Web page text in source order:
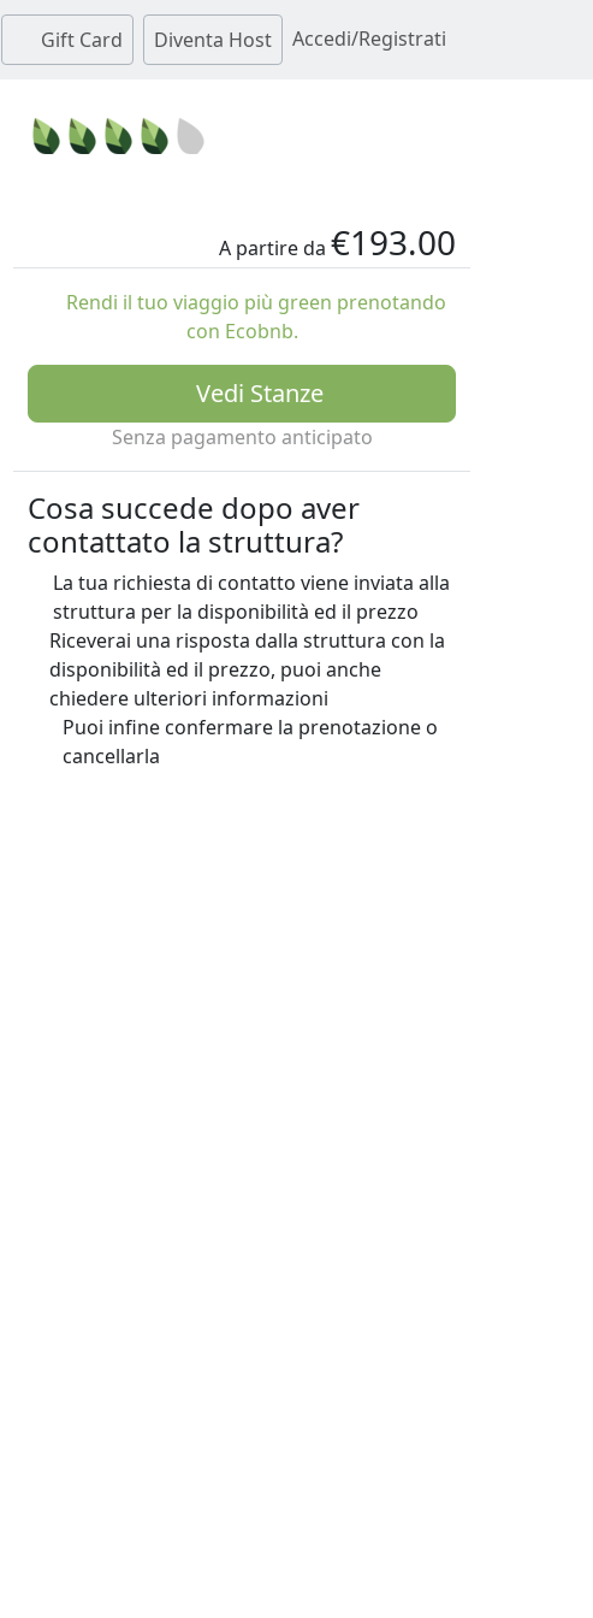
Gift Card Diventa Host Accedi/Registrati
A partire da €193.00
Rendi il tuo viaggio più green prenotando
con Ecobnb.
Vedi Stanze
Senza pagamento anticipato
Cosa succede dopo aver
contattato la struttura?
La tua richiesta di contatto viene inviata alla
struttura per la disponibilità ed il prezzo
Riceverai una risposta dalla struttura con la
disponibilità ed il prezzo, puoi anche
chiedere ulteriori informazioni
Puoi infine confermare la prenotazione o
cancellarla